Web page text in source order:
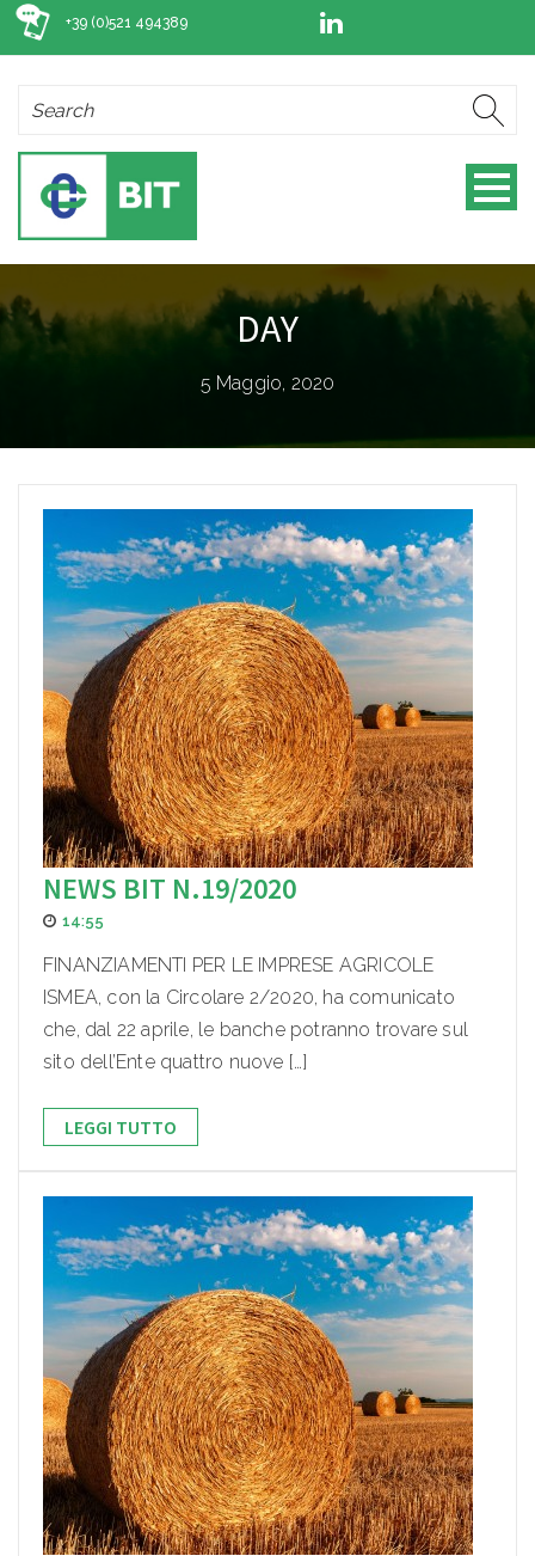
+39 (0)521 494389
DAY
5 Maggio, 2020
NEWS BIT N.19/2020
14:55
FINANZIAMENTI PER LE IMPRESE AGRICOLE
ISMEA, con la Circolare 2/2020, ha comunicato
che, dal 22 aprile, le banche potranno trovare sul
sito dell’Ente quattro nuove […]
LEGGI TUTTO